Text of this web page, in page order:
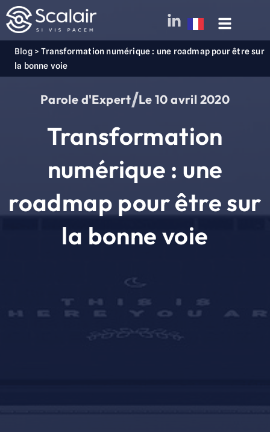
Blog>Transformation numérique : une roadmap pour être sur
la bonne voie
Parole d'Expert Le 10 avril 2020
Transformation
numérique : une
roadmap pour être sur
la bonne voie